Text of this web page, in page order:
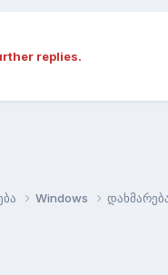
replies.
Windows